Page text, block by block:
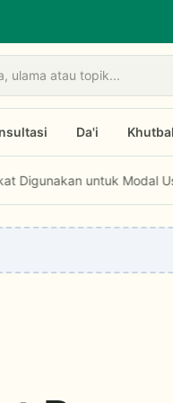
Da'i
untuk Modal Usaha dan